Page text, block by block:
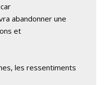
abandonner une
et
les ressentiments